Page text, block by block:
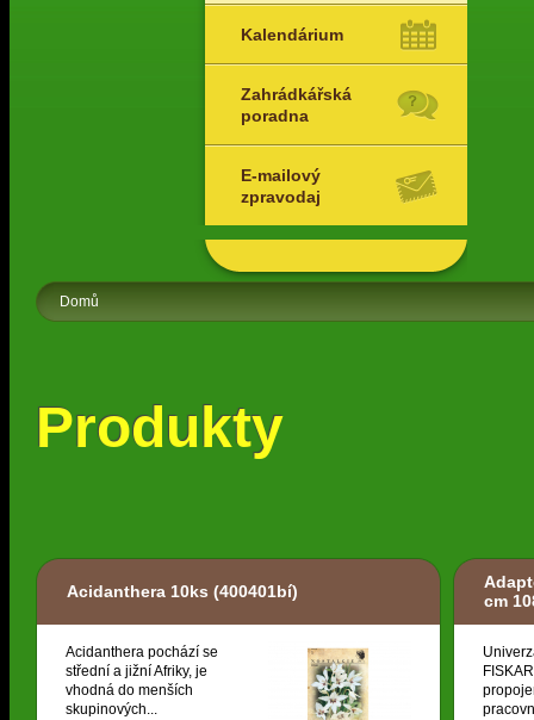
Kalendárium
Zahrádkářská
poradna
E-mailový
zpravodaj
Domů
Produkty
Acidanthera 10ks (400401bí)
Acidanthera pochází se
střední a jižní Afriky, je
vhodná do menších
skupinových...
cm